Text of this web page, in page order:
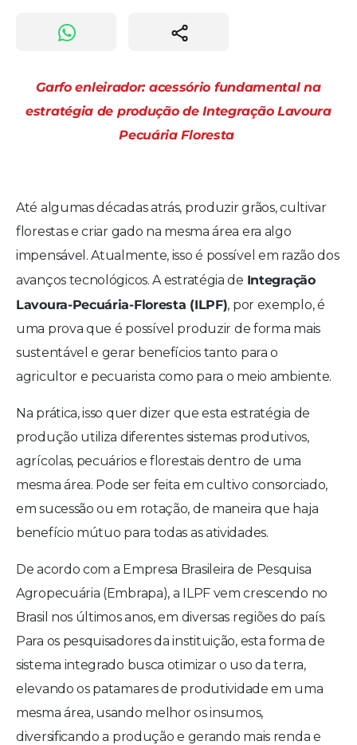
Garfo enleirador: acessório fundamental na
estratégia de produção de Integração Lavoura
Pecuária Floresta
Até algumas décadas atrás, produzir grãos, cultivar
florestas e criar gado na mesma área era algo
impensável. Atualmente, isso é possível em razão dos
avanços tecnológicos. A estratégia de Integração
Lavoura-Pecuária-Floresta (ILPF), por exemplo, é
uma prova que é possível produzir de forma mais
sustentável e gerar benefícios tanto para o
agricultor e pecuarista como para o meio ambiente.
Na prática, isso quer dizer que esta estratégia de
produção utiliza diferentes sistemas produtivos,
agrícolas, pecuários e florestais dentro de uma
mesma área. Pode ser feita em cultivo consorciado,
em sucessão ou em rotação, de maneira que haja
benefício mútuo para todas as atividades.
De acordo com a Empresa Brasileira de Pesquisa
Agropecuária (Embrapa), a ILPF vem crescendo no
Brasil nos últimos anos, em diversas regiões do país.
Para os pesquisadores da instituição, esta forma de
sistema integrado busca otimizar o uso da terra,
elevando os patamares de produtividade em uma
mesma área, usando melhor os insumos,
diversificando a produção e gerando mais renda e